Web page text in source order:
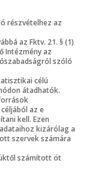
részvételhez az
az Fktv. 21. § (1)
Intézmény az
szóló
célú
átadhatók.
az e
kell. Ezen
kizárólag a
szervek számára
számított öt